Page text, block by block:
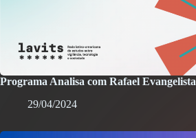
Programa Analisa com Rafael Evangelista
29/04/2024